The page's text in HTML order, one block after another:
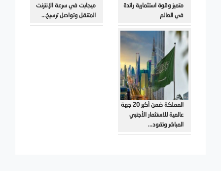
متميز وقوة استثمارية رائدة
في العالم
ميجابت في سرعة الإنترنت
المتنقل وتواصل ترسيخ...
المملكة ضمن أكبر 20 جهة
عالمية للاستثمار الأجنبي
المباشر وتقود...